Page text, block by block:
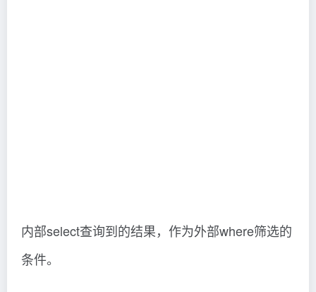
内部select查询到的结果，作为外部where筛选的
条件。